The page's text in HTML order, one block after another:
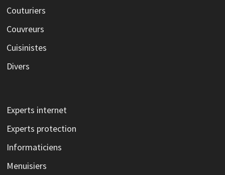
Couturiers
Couvreurs
Cuisinistes
Divers
Experts internet
Experts protection
Informaticiens
Menuisiers